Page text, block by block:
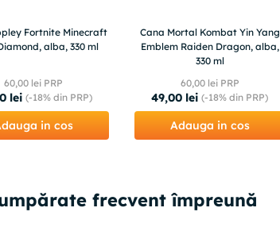
Fortnite Minecraft
alba, 330 ml
60,00 lei PRP
lei (-18%din PRP)
in cos
Cana Mortal Kombat Yin Yang
Emblem Raiden Dragon, alba,
330 ml
60,00lei PRP
49,00 lei (-18% din PRP)
Adauga in cos
frecvent împreună